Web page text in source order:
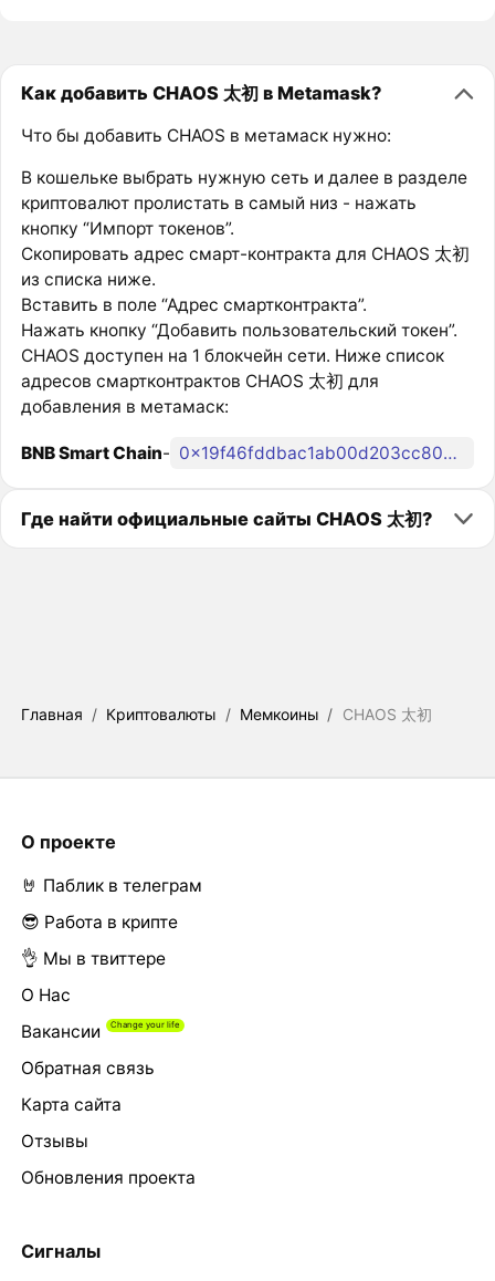
Как добавить CHAOS 太初 в Metamask?
Что бы добавить CHAOS в метамаск нужно:
В кошельке выбрать нужную сеть и далее в разделе
криптовалют пролистать в самый низ - нажать
кнопку “Импорт токенов”.
Скопировать адрес смарт-контракта для CHAOS 太初
из списка ниже.
Вставить в поле “Адрес смартконтракта”.
Нажать кнопку “Добавить пользовательский токен”.
CHAOS доступен на 1 блокчейн сети. Ниже список
адресов смартконтрактов CHAOS 太初 для
добавления в метамаск:
BNB Smart Chain- 0x19f46fddbac1ab00d203cc80515a44e320260419
Где найти официальные сайты CHAOS 太初?
Главная / Криптовалюты / Мемкоины / CHAOS 太初
О проекте
🤘 Паблик в телеграм
😎 Работа в крипте
👌 Мы в твиттере
О Нас
Вакансии
Обратная связь
Карта сайта
Отзывы
Обновления проекта
Сигналы